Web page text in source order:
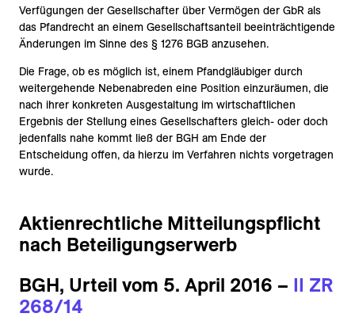
Verfügungen der Gesellschafter über Vermögen der GbR als
das Pfandrecht an einem Gesellschaftsanteil beeinträchtigende
Änderungen im Sinne des § 1276 BGB anzusehen.
Die Frage, ob es möglich ist, einem Pfandgläubiger durch
weitergehende Nebenabreden eine Position einzuräumen, die
nach ihrer konkreten Ausgestaltung im wirtschaftlichen
Ergebnis der Stellung eines Gesellschafters gleich- oder doch
jedenfalls nahe kommt ließ der BGH am Ende der
Entscheidung offen, da hierzu im Verfahren nichts vorgetragen
wurde.
Aktienrechtliche Mitteilungspflicht
nach Beteiligungserwerb
BGH, Urteil vom 5. April 2016 – II ZR
268/14